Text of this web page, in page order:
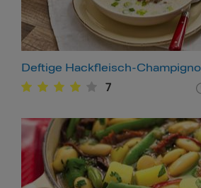
Deftige Hackfleisch-
7